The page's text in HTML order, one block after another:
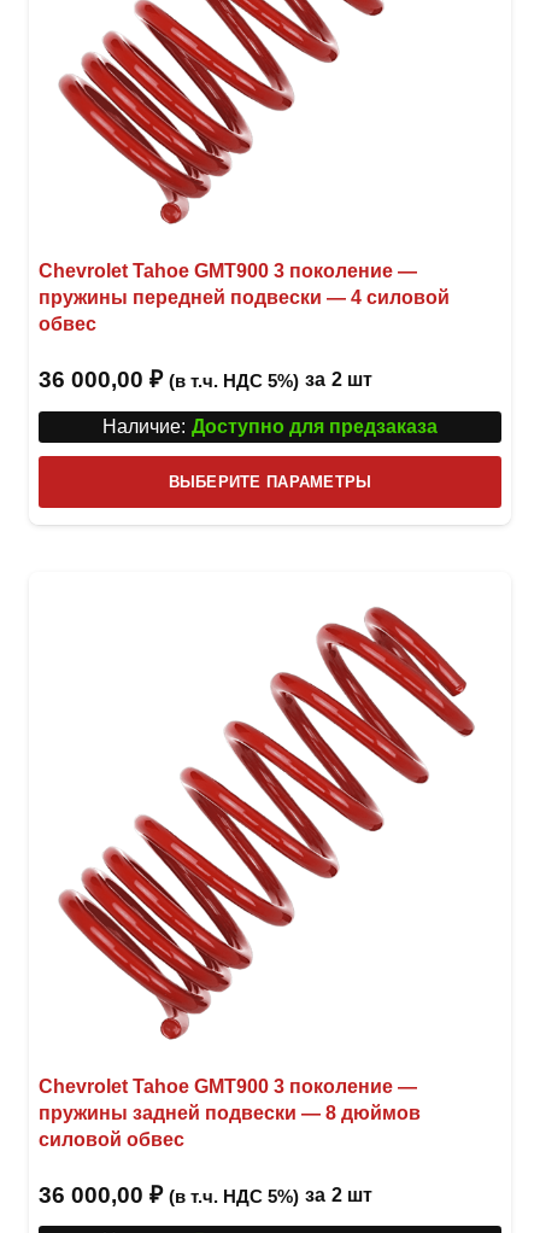
Chevrolet Tahoe GMT900 3 поколение —
пружины передней подвески — 4 силовой
обвес
36 000,00 ₽ (в т.ч. НДС 5%) за 2 шт
Наличие: Доступно для предзаказа
ВЫБЕРИТЕ ПАРАМЕТРЫ
товар
Chevrolet Tahoe GMT900 3 поколение —
пружины задней подвески — 8 дюймов
силовой обвес
36 000,00 ₽ (в т.ч. НДС 5%) за 2 шт